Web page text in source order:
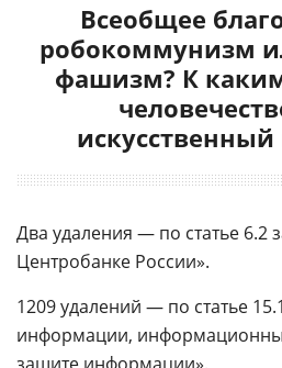
Всеобщее
робокоммунизм
фашизм? К
искусственный
Два удаления — по статье 6.2
Центробанке России».
1209 удалений — по статье
информации,